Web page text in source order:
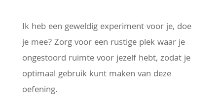
Ik heb een geweldig experiment voor je, doe
je mee? Zorg voor een rustige plek waar je
ongestoord ruimte voor jezelf hebt, zodat je
optimaal gebruik kunt maken van deze
oefening.